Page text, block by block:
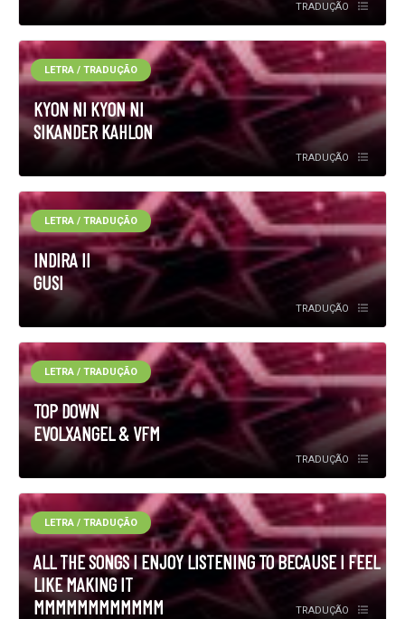
TRADUÇÃO
KYON NI KYON NI
SIKANDER KAHLON
LETRA / TRADUÇÃO
TRADUÇÃO
INDIRA II
GUSI
LETRA / TRADUÇÃO
TRADUÇÃO
TOP DOWN
EVOLXANGEL & VFM
LETRA / TRADUÇÃO
TRADUÇÃO
ALL THE SONGS I ENJOY LISTENING TO BECAUSE I FEEL
LIKE MAKING IT
MMMMMMMMMMMM
LETRA / TRADUÇÃO
TRADUÇÃO